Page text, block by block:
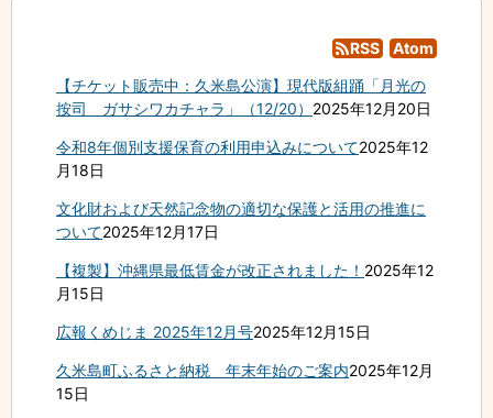
RSS
Atom
【チケット販売中：久米島公演】現代版組踊「月光の
按司 ガサシワカチャラ」（12/20） 2025年12月20日
令和8年個別支援保育の利用申込みについて2025年12
月18日
文化財および天然記念物の適切な保護と活用の推進に
ついて2025年12月17日
【複製】沖縄県最低賃金が改正されました！ 2025年12
月15日
広報くめじま 2025年12月号2025年12月15日
久米島町ふるさと納税＿年末年始のご案内2025年12月
15日